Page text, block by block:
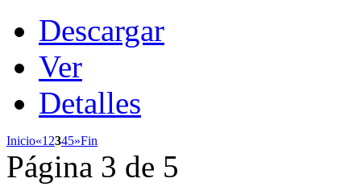
Descargar
Ver
Detalles
Inicio«1 2345»Fin
Página 3 de 5